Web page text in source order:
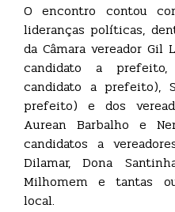
O encontro contou
lideranças políticas,
da Câmara vereador
candidato a
candidato a prefeito),
prefeito) e dos
Aurean Barbalho e
candidatos a
Dilamar, Dona
Milhomem e tantas
local.